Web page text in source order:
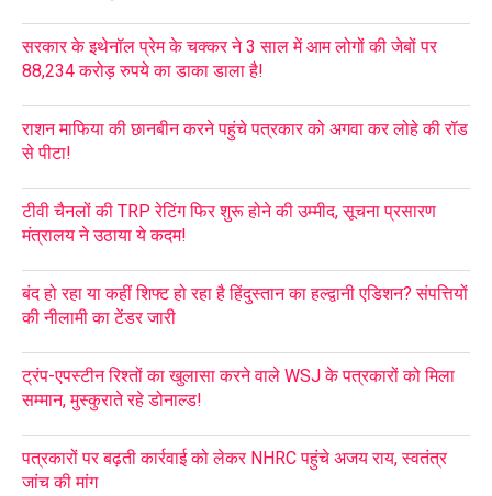
सरकार के इथेनॉल प्रेम के चक्कर ने 3 साल में आम लोगों की जेबों पर
88,234 करोड़ रुपये का डाका डाला है!
राशन माफिया की छानबीन करने पहुंचे पत्रकार को अगवा कर लोहे की रॉड
से पीटा!
टीवी चैनलों की TRP रेटिंग फिर शुरू होने की उम्मीद, सूचना प्रसारण
मंत्रालय ने उठाया ये कदम!
बंद हो रहा या कहीं शिफ्ट हो रहा है हिंदुस्तान का हल्द्वानी एडिशन? संपत्तियों
की नीलामी का टेंडर जारी
ट्रंप-एपस्टीन रिश्तों का खुलासा करने वाले WSJ के पत्रकारों को मिला
सम्मान, मुस्कुराते रहे डोनाल्ड!
पत्रकारों पर बढ़ती कार्रवाई को लेकर NHRC पहुंचे अजय राय, स्वतंत्र
जांच की मांग